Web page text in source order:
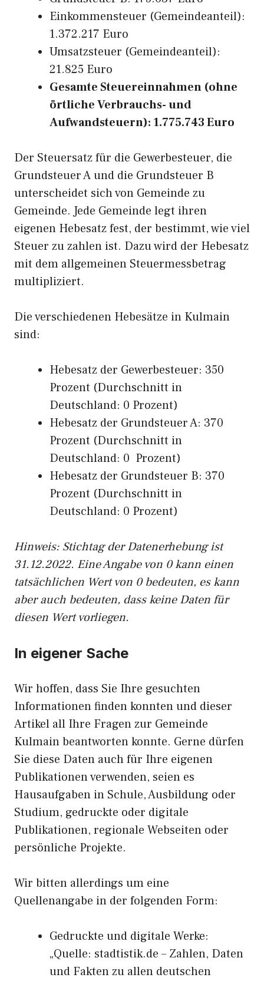
Einkommensteuer (Gemeindeanteil):
1.372.217 Euro
Umsatzsteuer (Gemeindeanteil):
21.825 Euro
Gesamte Steuereinnahmen (ohne
örtliche Verbrauchs- und
Aufwandsteuern): 1.775.743 Euro
Der Steuersatz für die Gewerbesteuer, die
Grundsteuer A und die Grundsteuer B
unterscheidet sich von Gemeinde zu
Gemeinde. Jede Gemeinde legt ihren
eigenen Hebesatz fest, der bestimmt, wie viel
Steuer zu zahlen ist. Dazu wird der Hebesatz
mit dem allgemeinen Steuermessbetrag
multipliziert.
Die verschiedenen Hebesätze in Kulmain
sind:
Hebesatz der Gewerbesteuer: 350
Prozent (Durchschnitt in
Deutschland: 0 Prozent)
Hebesatz der Grundsteuer A: 370
Prozent (Durchschnitt in
Deutschland: 0 Prozent)
Hebesatz der Grundsteuer B: 370
Prozent (Durchschnitt in
Deutschland: 0 Prozent)
Hinweis: Stichtag der Datenerhebung ist
31.12.2022. Eine Angabe von 0 kann einen
tatsächlichen Wert von 0 bedeuten, es kann
aber auch bedeuten, dass keine Daten für
diesen Wert vorliegen.
In eigener Sache
Wir hoffen, dass Sie Ihre gesuchten
Informationen finden konnten und dieser
Artikel all Ihre Fragen zur Gemeinde
Kulmain beantworten konnte. Gerne dürfen
Sie diese Daten auch für Ihre eigenen
Publikationen verwenden, seien es
Hausaufgaben in Schule, Ausbildung oder
Studium, gedruckte oder digitale
Publikationen, regionale Webseiten oder
persönliche Projekte.
Wir bitten allerdings um eine
Quellenangabe in der folgenden Form:
Gedruckte und digitale Werke:
„Quelle: stadtistik.de – Zahlen, Daten
und Fakten zu allen deutschen